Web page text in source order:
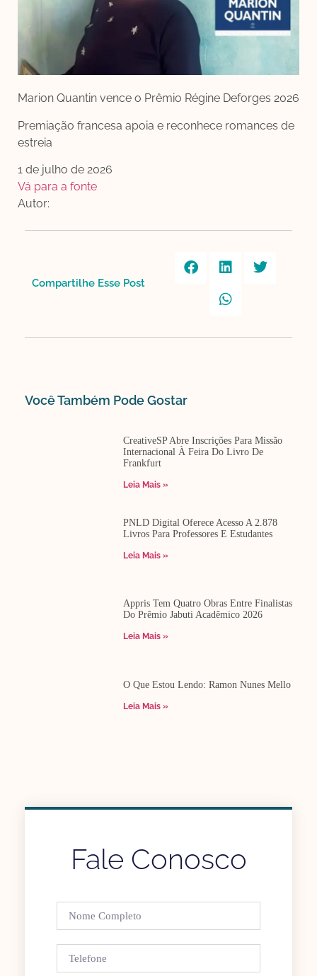
Marion Quantin vence o Prêmio Régine Deforges 2026
Premiação francesa apoia e reconhece romances de
estreia
1 de julho de 2026
Vá para a fonte
Autor:
Compartilhe Esse Post​
Você Também Pode Gostar​
CreativeSP Abre Inscrições Para Missão
Internacional À Feira Do Livro De
Frankfurt
Leia Mais »
PNLD Digital Oferece Acesso A 2.878
Livros Para Professores E Estudantes
Leia Mais »
Appris Tem Quatro Obras Entre Finalistas
Do Prêmio Jabuti Acadêmico 2026
Leia Mais »
O Que Estou Lendo: Ramon Nunes Mello
Leia Mais »
Fale Conosco